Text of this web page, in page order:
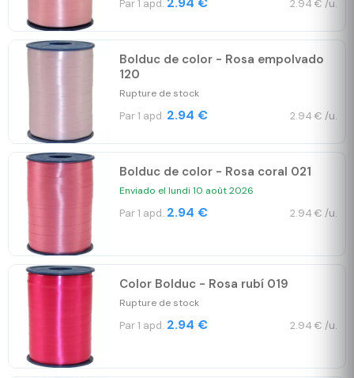
Par 1 apd. 2.94 € /u.
Bolduc de color - Rosa empolvado
120
Rupture de stock
Par 1 apd. 2.94 € 2.94 € /u.
Bolduc de color - Rosa coral 021
Enviado el lundi 10 août 2026
Par 1 apd. 2.94 € 2.94 € /u.
Color Bolduc - Rosa rubí 019
Rupture de stock
Par 1 apd. 2.94 € 2.94 € /u.